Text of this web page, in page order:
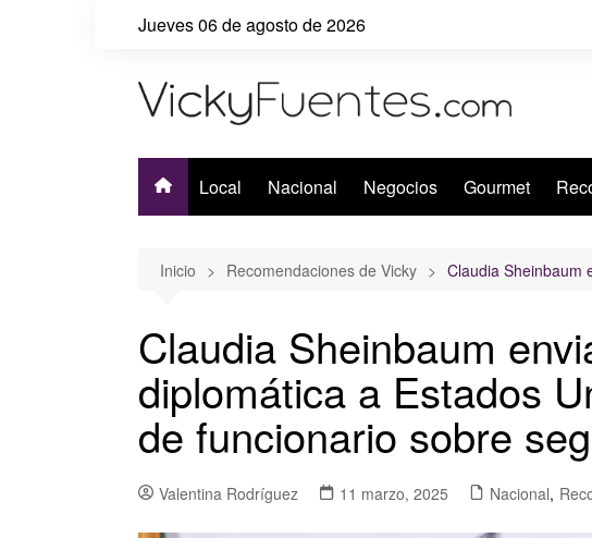
Jueves 06 de agosto de 2026
Local Nacional Negocios Gourmet
Inicio Recomendaciones de Vicky Claudia Sheinbaum
Claudia Sheinbaum
diplomática a Estados
de funcionario sobre
Valentina Rodríguez 11 marzo, 2025 Nacional,